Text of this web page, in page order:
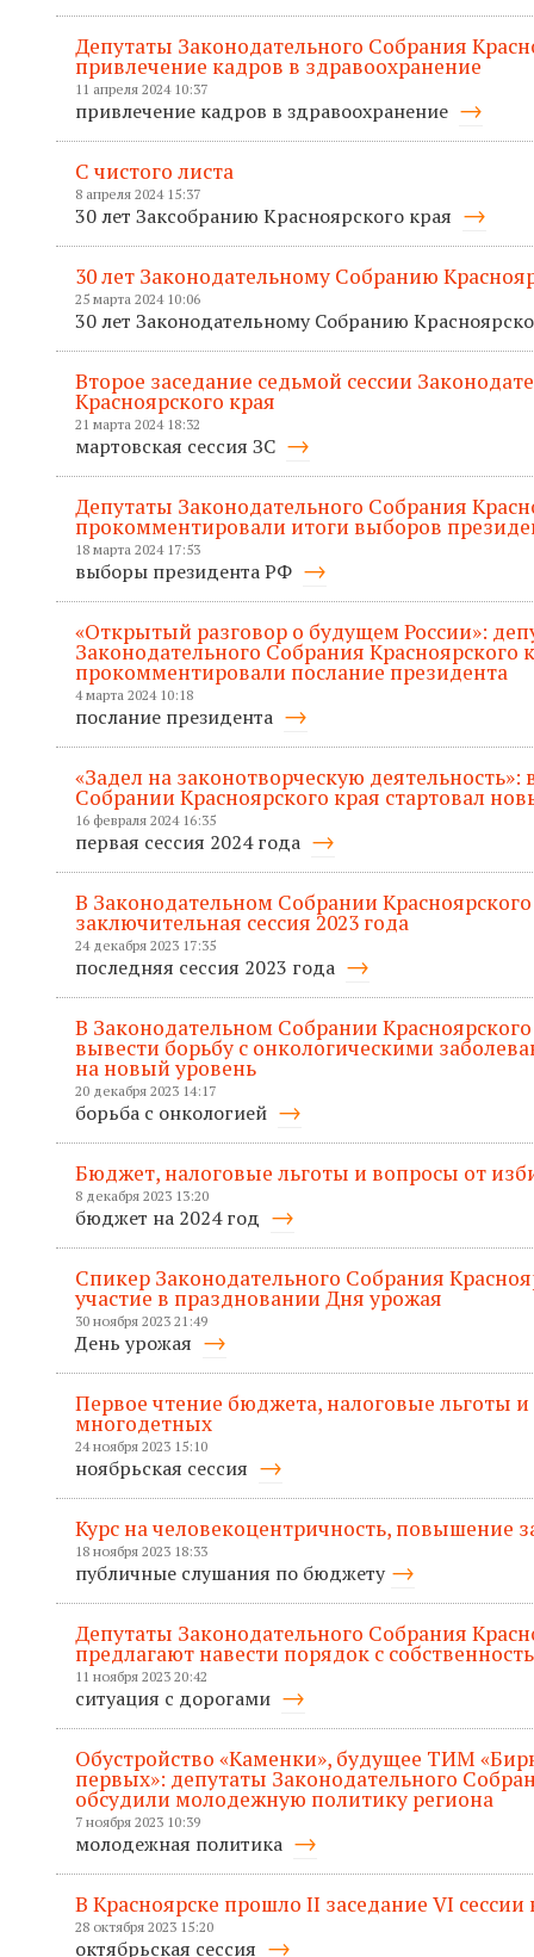
Депутаты Законодательного Собрания
привлечение кадров в здравоохранение
11 апреля 2024 10:37
привлечение кадров в здравоохранение
С чистого листа
8 апреля 2024 15:37
30 лет Заксобранию Красноярского края
30 лет Законодательному Собранию
25 марта 2024 10:06
30 лет Законодательному Собранию
Второе заседание седьмой сессии
Красноярского края
21 марта 2024 18:32
мартовская сессия ЗС
Депутаты Законодательного Собрания
прокомментировали итоги выборов
18 марта 2024 17:53
выборы президента РФ
«Открытый разговор о будущем России»:
Законодательного Собрания Красноярского
прокомментировали послание президента
4 марта 2024 10:18
послание президента
«Задел на законотворческую
Собрании Красноярского края стартовал
16 февраля 2024 16:35
первая сессия 2024 года
В Законодательном Собрании
заключительная сессия 2023 года
24 декабря 2023 17:35
последняя сессия 2023 года
В Законодательном Собрании
вывести борьбу с онкологическими
на новый уровень
20 декабря 2023 14:17
борьба с онкологией
Бюджет, налоговые льготы и вопросы от
8 декабря 2023 13:20
бюджет на 2024 год
Спикер Законодательного Собрания
участие в праздновании Дня урожая
30 ноября 2023 21:49
День урожая
Первое чтение бюджета, налоговые льготы
многодетных
24 ноября 2023 15:10
ноябрьская сессия
Курс на человекоцентричность, повышение
18 ноября 2023 18:33
публичные слушания по бюджету
Депутаты Законодательного Собрания
предлагают навести порядок с
11 ноября 2023 20:42
ситуация с дорогами
Обустройство «Каменки», будущее ТИМ
первых»: депутаты Законодательного
обсудили молодежную политику региона
7 ноября 2023 10:39
молодежная политика
В Красноярске прошло II заседание VI сессии
28 октября 2023 15:20
октябрьская сессия